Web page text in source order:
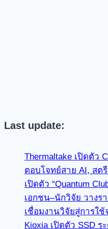
Last update:
Thermaltake เปิดตัว
ตอบโจทย์สาย AI, สต
เปิดตัว “Quantum
เอกชน–นักวิจัย วางร
เชื่อมงานวิจัยสู่การใ
Kioxia เปิดตัว SSD